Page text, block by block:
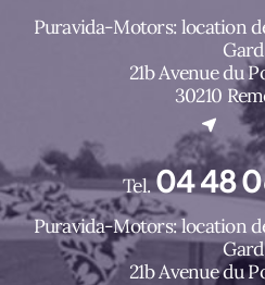
Puravida-Motors: location
Gard
21b Avenue du
30210
Tel.04 48
Puravida-Motors: location
Gard
21b Avenue du